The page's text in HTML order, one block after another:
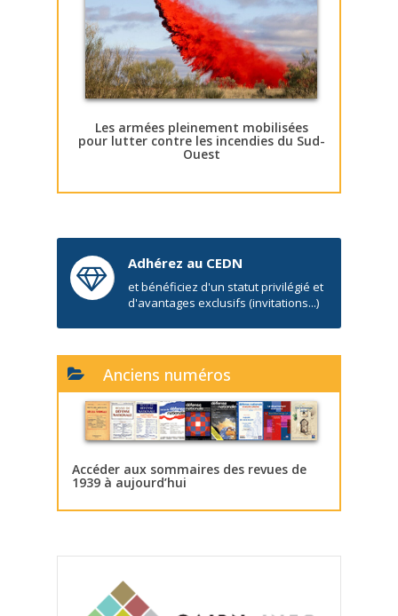
Les armées pleinement mobilisées
pour lutter contre les incendies du Sud-
Ouest
Adhérez au CEDN
et bénéficiez d'un statut privilégié et
d'avantages exclusifs (invitations...)
Anciens numéros
Accéder aux sommaires des revues de
1939 à aujourd’hui